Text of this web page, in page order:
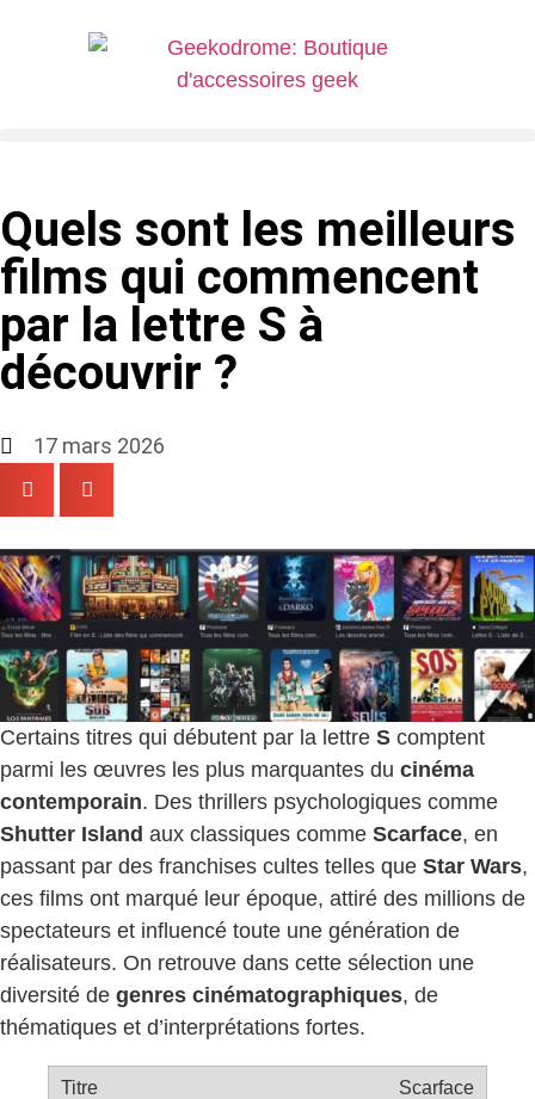
Quels sont les meilleurs
films qui commencent
par la lettre S à
découvrir ?
17 mars 2026
Certains titres qui débutent par la lettre S comptent
parmi les œuvres les plus marquantes du cinéma
contemporain. Des thrillers psychologiques comme
Shutter Island aux classiques comme Scarface, en
passant par des franchises cultes telles que Star Wars,
ces films ont marqué leur époque, attiré des millions de
spectateurs et influencé toute une génération de
réalisateurs. On retrouve dans cette sélection une
diversité de genres cinématographiques, de
thématiques et d’interprétations fortes.
Scarface